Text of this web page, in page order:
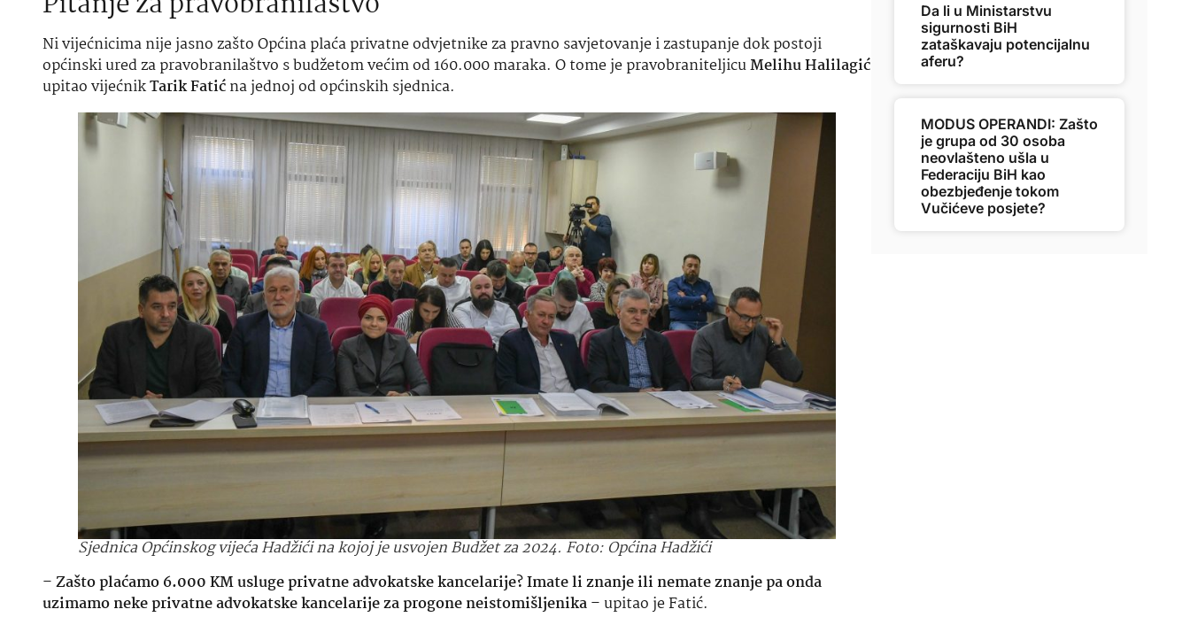
Ni vijećnicima nije jasno zašto Općina plaća privatne odvjetnike za pravno savjetovanje i zastupanje dok postoji
općinski ured za pravobranilaštvo s budžetom većim od 160.000 maraka. O tome je pravobraniteljicuMelihu Halilagić
upitao vijećnikTarik Fatićna jednoj od općinskih sjednica.
Sjednica Općinskog vijeća Hadžići na kojoj je usvojen Budžet za 2024. Foto: Općina Hadžići
–Zašto plaćamo 6.000 KM usluge privatne advokatske kancelarije? Imate li znanje ili nemate znanje pa onda
uzimamo neke privatne advokatske kancelarije za progone neistomišljenika– upitao je Fatić.
Da li u Ministarstvu
sigurnosti BiH
zataškavaju potencijalnu
aferu?
MODUS OPERANDI: Zašto
je grupa od 30 osoba
neovlašteno ušla u
Federaciju BiH kao
obezbjeđenje tokom
Vučićeve posjete?